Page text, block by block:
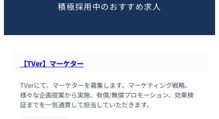
積極採用中のおすすめ求人
【TVer】マーケター
TVerにて、マーケターを募集します。マーケティング戦略、
様々な企画提案から実施、有償/無償プロモーション、効果検
証までを一気通貫して担当していただきます。